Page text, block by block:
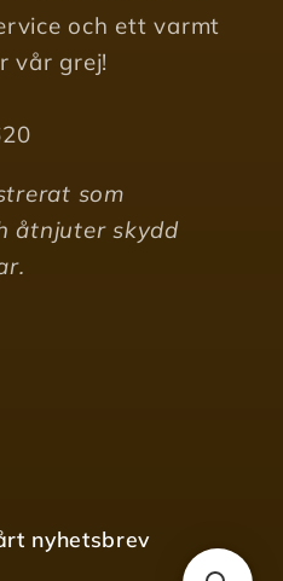
och ett varmt
vår grej!
som
åtnjuter skydd
nyhetsbrev